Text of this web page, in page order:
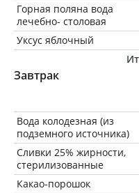
Горная поляна вода
лечебно- столовая
Уксус яблочный
Завтрак
Вода колодезная (из
подземного источника)
Сливки 25% жирности,
стерилизованные
Какао-порошок